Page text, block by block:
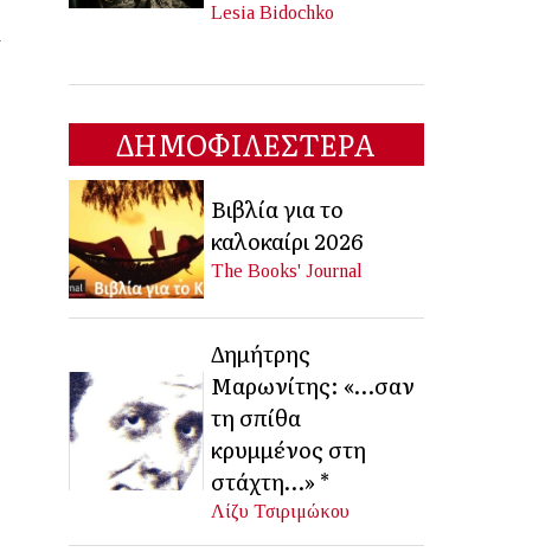
Lesia Bidochko
ΔΗΜΟΦΙΛΕΣΤΕΡΑ
Βιβλία για το
καλοκαίρι 2026
The Books' Journal
Δημήτρης
Μαρωνίτης: «…σαν
τη σπίθα
κρυμμένος στη
στάχτη…» *
Λίζυ Τσιριμώκου